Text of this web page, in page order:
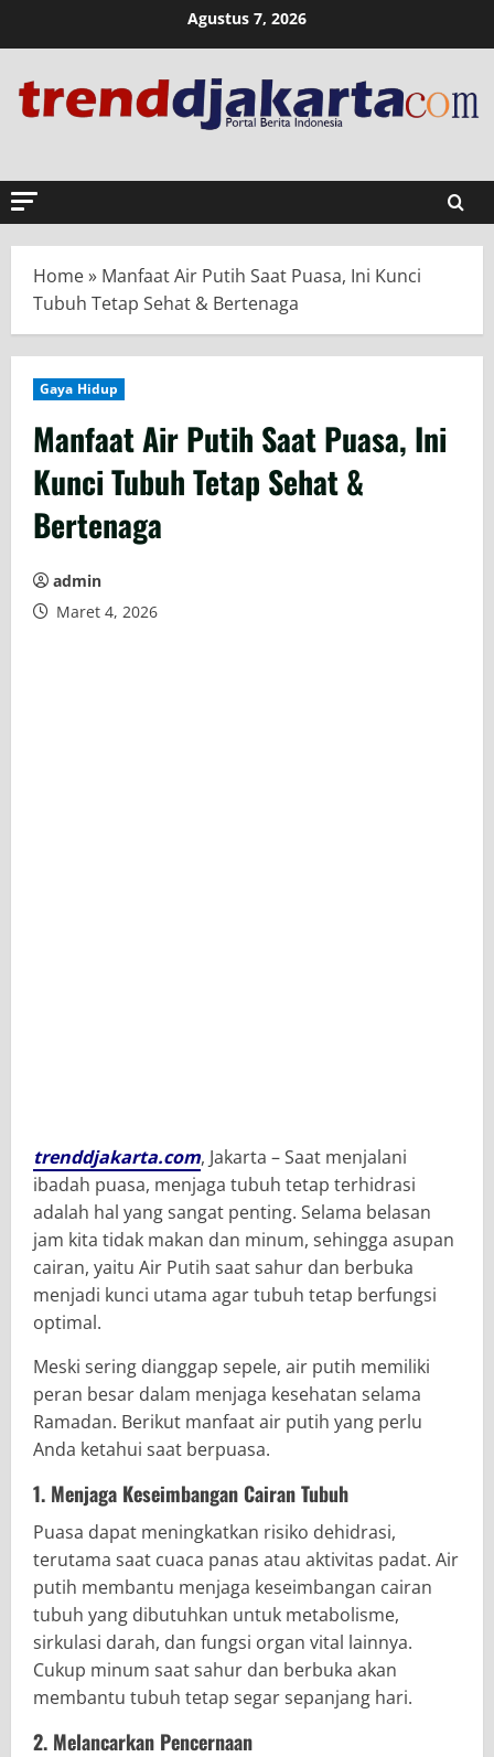
Agustus 7, 2026
Home» Manfaat Air Putih Saat Puasa, Ini Kunci
Tubuh Tetap Sehat & Bertenaga
Gaya Hidup
Manfaat Air Putih Saat Puasa, Ini
Kunci Tubuh Tetap Sehat &
Bertenaga
admin
Maret 4, 2026
trenddjakarta.com, Jakarta –Saat menjalani
ibadah puasa, menjaga tubuh tetap terhidrasi
adalah hal yang sangat penting. Selama belasan
jam kita tidak makan dan minum, sehingga asupan
cairan, yaitu Air Putih saat sahur dan berbuka
menjadi kunci utama agar tubuh tetap berfungsi
optimal.
Meski sering dianggap sepele, air putih memiliki
peran besar dalam menjaga kesehatan selama
Ramadan. Berikut manfaat air putih yang perlu
Anda ketahui saat berpuasa.
1. Menjaga Keseimbangan Cairan Tubuh
Puasa dapat meningkatkan risiko dehidrasi,
terutama saat cuaca panas atau aktivitas padat. Air
putih membantu menjaga keseimbangan cairan
tubuh yang dibutuhkan untuk metabolisme,
sirkulasi darah, dan fungsi organ vital lainnya.
Cukup minum saat sahur dan berbuka akan
membantu tubuh tetap segar sepanjang hari.
2. Melancarkan Pencernaan